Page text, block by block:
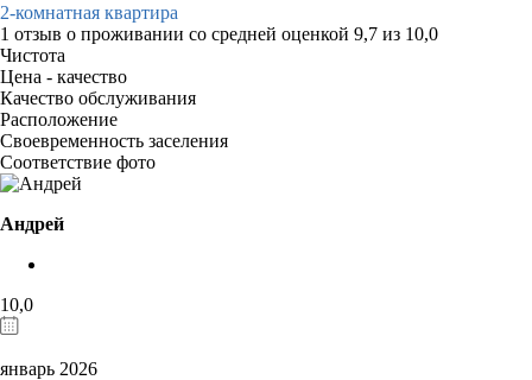
2-комнатная квартира
1 отзыв о проживании со средней оценкой 9,7 из 10,0
Чистота
Цена - качество
Качество обслуживания
Расположение
Своевременность заселения
Соответствие фото
Андрей
10,0
январь 2026